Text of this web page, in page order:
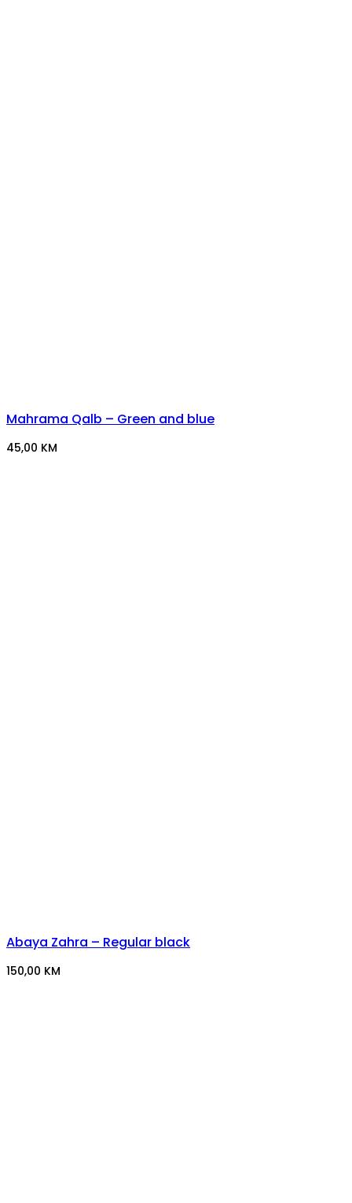
Mahrama Qalb – Green and blue
45,00 KM
Abaya Zahra – Regular black
150,00 KM